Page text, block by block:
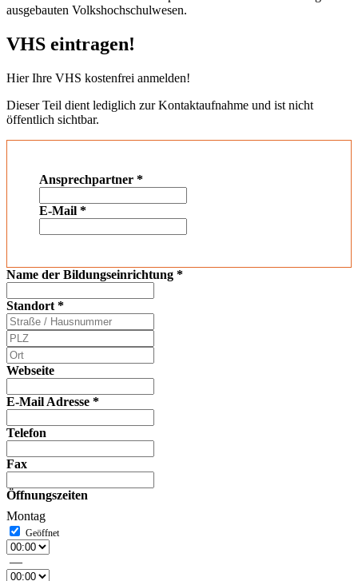
ausgebauten Volkshochschulwesen.
VHS eintragen!
Hier Ihre VHS kostenfrei anmelden!
Dieser Teil dient lediglich zur Kontaktaufnahme und ist nicht
öffentlich sichtbar.
Ansprechpartner *
E-Mail *
Name der Bildungseinrichtung *
Standort *
Webseite
E-Mail Adresse *
Telefon
Fax
Öffnungszeiten
Montag
—